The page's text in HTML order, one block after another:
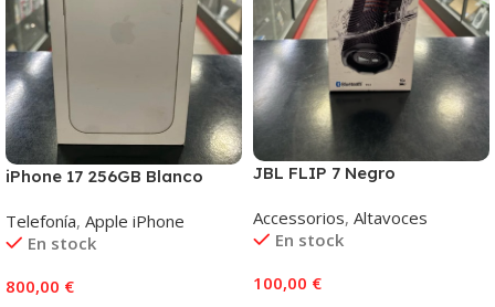
iPhone 17 256GB Blanco
Telefonía, Apple iPhone
En stock
800,00 €
JBL FLIP 7 Negro
Accessorios, Altavoces
En stock
100,00 €